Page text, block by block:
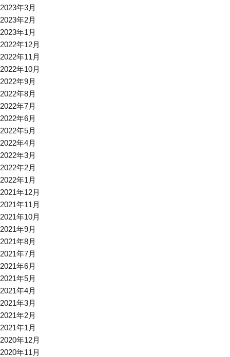
2023年3月
2023年2月
2023年1月
2022年12月
2022年11月
2022年10月
2022年9月
2022年8月
2022年7月
2022年6月
2022年5月
2022年4月
2022年3月
2022年2月
2022年1月
2021年12月
2021年11月
2021年10月
2021年9月
2021年8月
2021年7月
2021年6月
2021年5月
2021年4月
2021年3月
2021年2月
2021年1月
2020年12月
2020年11月